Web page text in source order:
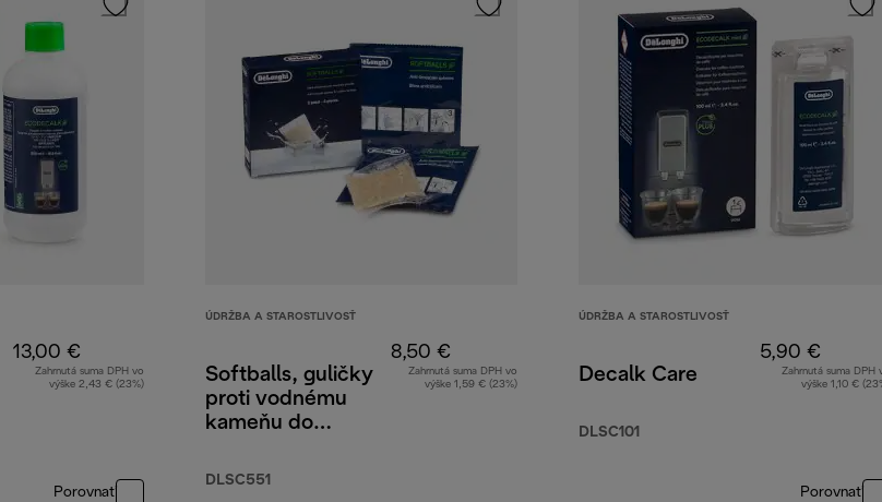
13,00 €
Zahrnutá suma DPH vo
výške 2,43 € (23%)
Porovnať
ÚDRŽBA A STAROSTLIVOSŤ
Softballs, guličky
proti vodnému
kameňu do
sáčky
DLSC551
8,50 €
Zahrnutá suma DPH vo
výške 1,59 € (23%)
ÚDRŽBA A STAROSTLIVOSŤ
Decalk Care
DLSC101
5,90 €
Zahrnutá suma DPH
výške 1,10 €
Porovnať